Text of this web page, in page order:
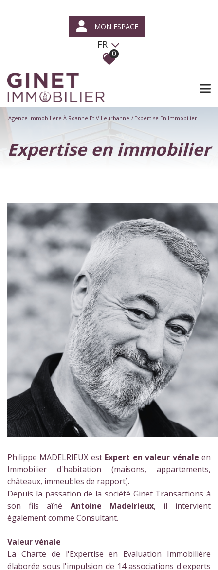
MON ESPACE
FR
0
Agence Immobilière À Roanne Et Villeurbanne Expertise En Immobilier
Expertise en immobilier
Philippe MADELRIEUX est Expert en valeur vénale en
Immobilier d'habitation (maisons, appartements,
châteaux, immeubles de rapport).
Depuis la passation de la société Ginet Transactions à
son fils aîné Antoine Madelrieux, il intervient
également comme Consultant.
Valeur vénale
La Charte de l'Expertise en Evaluation Immobilière
élaborée sous l'impulsion de 14 associations d'experts